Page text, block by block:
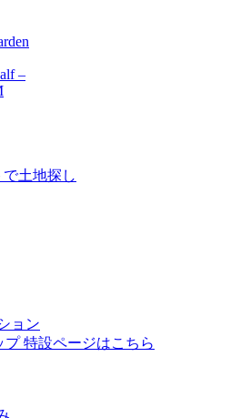
–
土地探し
ョン
特設ページはこちら